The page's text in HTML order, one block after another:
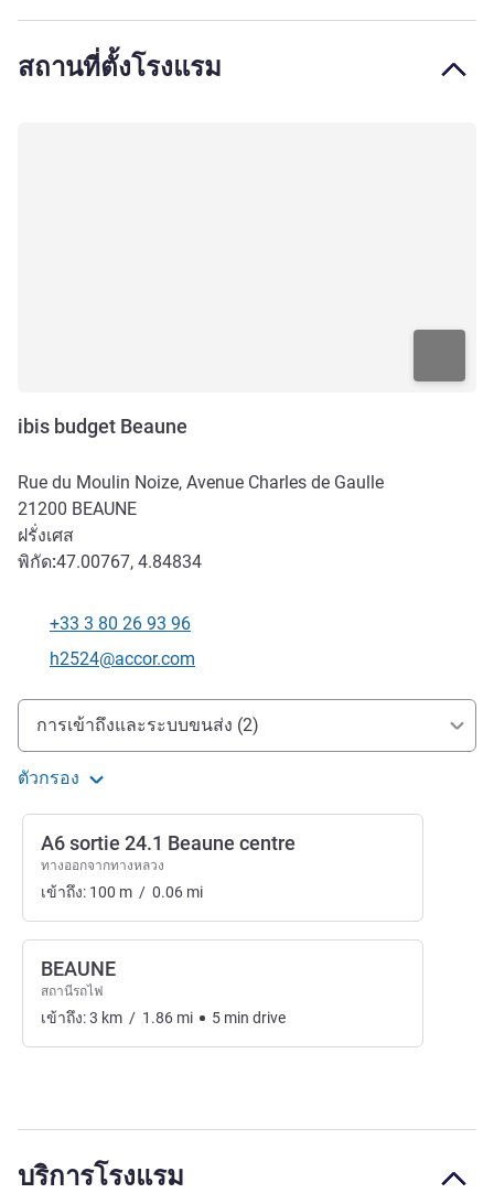
สถานที่ตั้งโรงแรม
ibis budget Beaune
Rue du Moulin Noize, Avenue Charles de Gaulle
21200 BEAUNE
ฝรั่งเศส
พิกัด:47.00767, 4.84834
โทรศัพท์
+33 3 80 26 93 96
อีเมลติดต่อ
h2524@accor.com
การเข้าถึงและการเดินทาง
การเข้าถึงและระบบขนส่ง (2)
ตัวกรอง
A6 sortie 24.1 Beaune centre
ทางออกจากทางหลวง
เข้าถึง: 100 m / 0.06 mi
BEAUNE
สถานีรถไฟ
เข้าถึง:3 km / 1.86 mi 5 min drive
บริการโรงแรม